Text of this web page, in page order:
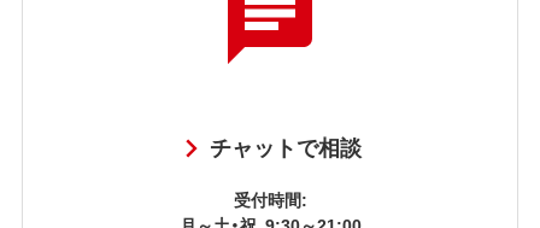
チャットで相談
受付時間: